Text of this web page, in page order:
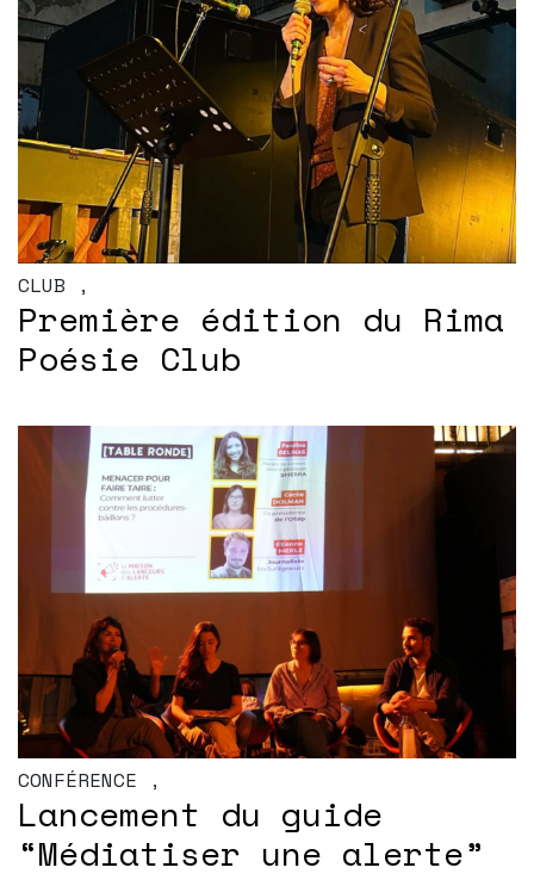
CLUB ,
Première édition du Rima
Poésie Club
CONFÉRENCE ,
Lancement du guide
“Médiatiser une alerte”